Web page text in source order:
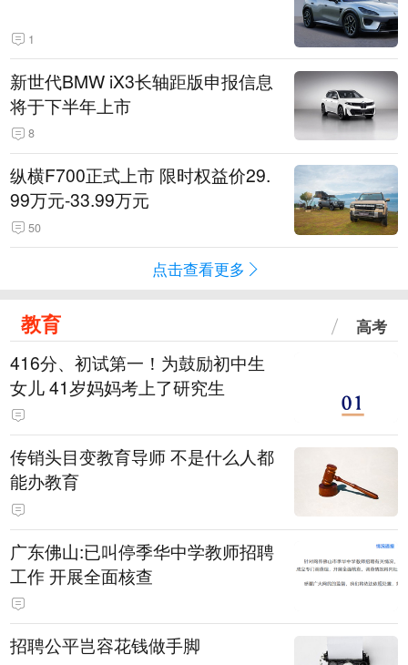
1
新世代BMW iX3长轴距版申报信息
将于下半年上市
8
纵横F700正式上市 限时权益价29.
99万元-33.99万元
50
点击查看更多
教育 高考
416分、初试第一！为鼓励初中生
女儿 41岁妈妈考上了研究生
传销头目变教育导师 不是什么人都
能办教育
广东佛山:已叫停季华中学教师招聘
工作 开展全面核查
招聘公平岂容花钱做手脚